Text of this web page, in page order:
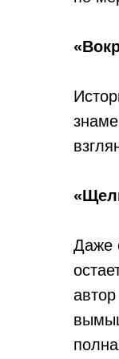
Даже